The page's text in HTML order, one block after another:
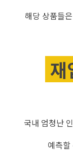
해당 상품들
재
국내 엄청난
예측